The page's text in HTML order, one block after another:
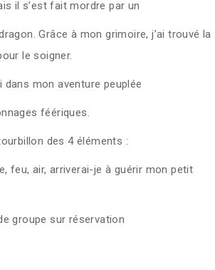
il s’est fait mordre par un
Grâce à mon grimoire, j’ai trouvé la
le soigner.
dans mon aventure peuplée
féériques.
des 4 éléments :
feu, air, arriverai-je à guérir mon petit
groupe sur réservation